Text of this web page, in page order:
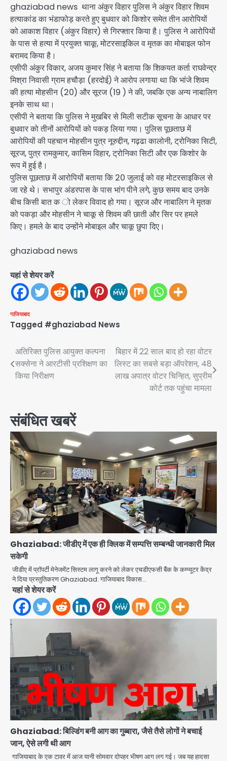
ghaziabad news थाना अंकुर विहार पुलिस ने अंकुर विहार शिवम
हत्याकांड का भंडाफोड़ करते हुए बुधवार को किशोर समेत तीन आरोपियों
को आकाश विहार (अंकुर विहार) से गिरफ्तार किया है। पुलिस ने आरोपियों
के पास से हत्या में प्रयुक्त चाकू, मोटरसाइकिल व मृतक का मोबाइल फोन
बरामद किया है।
एसीपी अंकुर विकार, अजय कुमार सिंह ने बताया कि शिकयत कर्ता राघवेन्द्र
मिश्रा निवासी ग्राम हचौड़ा (हरदोई) ने आरोप लगाया था कि भांजे शिवम
की हत्या मोहसीन (20) और सूरज (19 ) ने की, जबकि एक अन्य नाबालिग
इनके साथ था।
एसीपी ने बताया कि पुलिस ने मुखबिर से मिली सटीक सूचना के आधार पर
बुधवार को तीनों आरोपियों को पकड़ लिया गया। पुलिस पूछताछ में
आरोपियों की पहचान मोहसीन पुत्र नूरुद्दीन, गढ़ढा कालोनी, ट्रोनिका सिटी,
सूरज, पुत्र रामकुमार, कासिम विहार, ट्रोनिका सिटी और एक किशोर के
रूप में हुई है।
पुलिस पूछताछ में आरोपियों बताया कि 20 जुलाई को वह मोटरसाइकिल से
जा रहे थे। सभापुर अंडरपास के पास भांग पीने लगे, कुछ समय बाद उनके
बीच किसी बात क ो लेकर विवाद हो गया। सूरज और नाबालिग ने मृतक
को पकड़ा और मोहसीन ने चाकू से शिवम की छाती और सिर पर हमले
किए। हमले के बाद उन्होंने मोबाइल और चाकू छुपा दिए।
ghaziabad news
यहां से शेयर करें
गाजियाबाद
Tagged #ghaziabad News
Post
navigation
अतिरिक्त पुलिस आयुक्त कल्पना
सक्सेना ने आरटीसी प्रशिक्षण का
किया निरीक्षण
बिहार में 22 साल बाद हो रहा वोटर
लिस्ट का सबसे बड़ा ऑपरेशन, 48
लाख अपात्र वोटर चिन्हित, सुप्रीम
कोर्ट तक पहुंचा मामला
संबंधित खबरें
Ghaziabad: जीडीए में एक ही क्लिक में सम्पत्ति सम्बन्धी जानकारी मिल
सकेगी
जीडीए में प्राॅपर्टी मेनेजमेंट सिस्टम लागू करने को लेकर एचडीएफसी बैंक के कम्प्यूटर केंद्र
ने दिया प्रस्तुतिकरण Ghaziabad: गाजियाबाद विकास…
यहां से शेयर करें
Ghaziabad: बिल्डिंग बनी आग का गुब्बारा, जैसे तैसे लोगों ने बचाई
जान, ऐसे लगी थी आग
गाजियाबाद के एक टावर में आज यानी सोमवार दोपहर भीषण आग लग गई। जब यह हादसा